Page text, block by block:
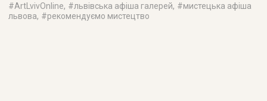
#ArtLvivOnline, #львівська афіша галерей, #мистецька афіша
львова, #рекомендуємо мистецтво